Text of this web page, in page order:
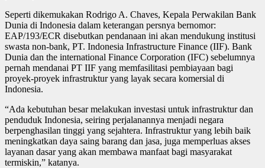
Seperti dikemukakan Rodrigo A. Chaves, Kepala Perwakilan Bank
Dunia di Indonesia dalam keterangan persnya bernomor:
EAP/193/ECR disebutkan pendanaan ini akan mendukung institusi
swasta non-bank, PT. Indonesia Infrastructure Finance (IIF). Bank
Dunia dan the international Finance Corporation (IFC) sebelumnya
pernah mendanai PT IIF yang memfasilitasi pembiayaan bagi
proyek-proyek infrastruktur yang layak secara komersial di
Indonesia.
“Ada kebutuhan besar melakukan investasi untuk infrastruktur dan
penduduk Indonesia, seiring perjalanannya menjadi negara
berpenghasilan tinggi yang sejahtera. Infrastruktur yang lebih baik
meningkatkan daya saing barang dan jasa, juga memperluas akses
layanan dasar yang akan membawa manfaat bagi masyarakat
termiskin,” katanya.